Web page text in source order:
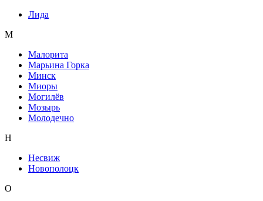
Лида
М
Малорита
Марьина Горка
Минск
Миоры
Могилёв
Мозырь
Молодечно
Н
Несвиж
Новополоцк
О